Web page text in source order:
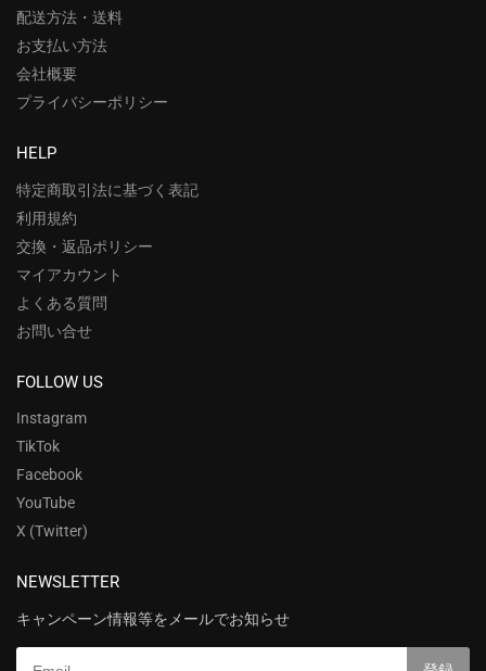
配送方法・送料
お支払い方法
会社概要
プライバシーポリシー
HELP
特定商取引法に基づく表記
利用規約
交換・返品ポリシー
マイアカウント
よくある質問
お問い合せ
FOLLOW US
Instagram
TikTok
Facebook
YouTube
X (Twitter)
NEWSLETTER
キャンペーン情報等をメールでお知らせ